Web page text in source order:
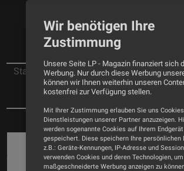
Startseite
News
Elvis-Plattenspieler von Pro-Ject
Wir benötigen Ihre
Zustimmung
Unsere Seite LP - Magazin finanziert sich
Werbung. Nur durch diese Werbung
können wir Ihnen weiterhin unseren
kostenfrei zur Verfügung stellen.
Mit Ihrer Zustimmung erlauben Sie uns
Dienstleistungen unserer Partner anzuzeigen.
werden sogenannte Cookies auf Ihrem
gespeichert. Diese speichern Ihre persönlichen
z.B.: Geräte-Kennungen, IP-Adresse und
verwenden Cookies und deren Technologien,
maßgeschneiderte Werbung anzeigen zu